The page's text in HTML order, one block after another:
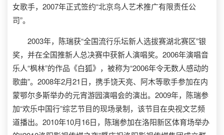
女歌手，2007年正式签约“北京鸟人艺术推广有限责任公
司”。
2003年，陈瑞获“全国流行乐坛新人选拔赛湖北赛区”银
奖，并在全国推新人总决赛中获新人演唱奖。2006年演唱音
乐人“枫林”的作品《白狐》，被称为“2006年令无数人感动的
歌曲”。2008年2月21日，携手饶天亮、阿木等歌手参加在内
蒙鄂尔多斯举办的元宵游园演唱会的演出。2009年，陈瑞参
加“欢乐中国行”综艺节目的现场录制，该节目在央视文艺频
道播出。2010年10月16日，陈瑞参加在洛阳新区体育场举办